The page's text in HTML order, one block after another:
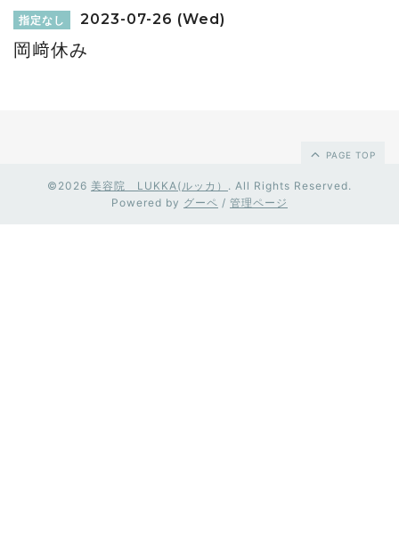
指定なし 2023-07-26 (Wed)
岡﨑休み
PAGE TOP
©2026 美容院 LUKKA(ルッカ） . All Rights Reserved.
Powered by グーペ / 管理ページ